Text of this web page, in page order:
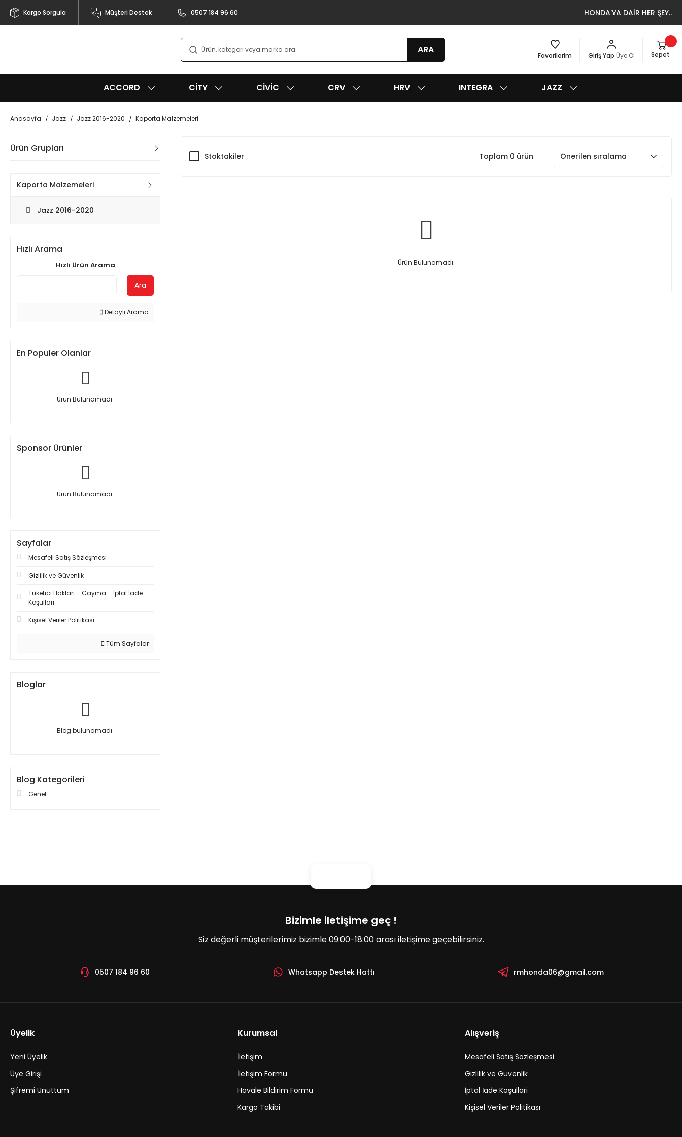
Kargo Sorgula Müşteri Destek 0507 184 96 60 HONDA'YA DAİR HER ŞEY..
ARA
Favorilerim Giriş Yap Üye Ol Sepet
ACCORD CITY CIVIC CRV HRV INTEGRA JAZZ
Anasayfa Jazz Jazz 2016-2020 Kaporta Malzemeleri
Ürün Grupları
Kaporta Malzemeleri
Jazz 2016-2020
Hızlı Arama
Hızlı Ürün Arama
Ara
Detaylı Arama
En Populer Olanlar
Ürün Bulunamadı.
Sponsor Ürünler
Ürün Bulunamadı.
Sayfalar
Mesafeli Satış Sözleşmesi
Gizlilik ve Güvenlik
Tüketici Haklari – Cayma – İptal İade
Koşullari
Kişisel Veriler Politikası
Tüm Sayfalar
Bloglar
Blog bulunamadı.
Blog Kategorileri
Genel
Stoktakiler Toplam 0 ürün
Ürün Bulunamadı.
Bizimle iletişime geç !
Siz değerli müşterilerimiz bizimle 09:00-18:00 arası iletişime geçebilirsiniz.
0507 184 96 60 Whatsapp Destek Hattı rmhonda06@gmail.com
Üyelik
Yeni Üyelik
Üye Girişi
Şifremi Unuttum
Kurumsal
İletişim
İletişim Formu
Havale Bildirim Formu
Kargo Takibi
Alışveriş
Mesafeli Satış Sözleşmesi
Gizlilik ve Güvenlik
İptal İade Koşullari
Kişisel Veriler Politikası